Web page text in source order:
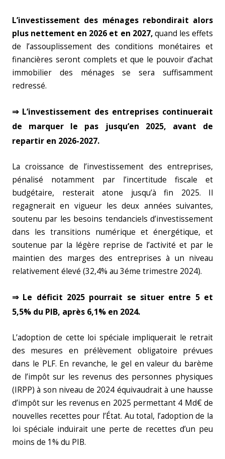
L’investissement des ménages rebondirait alors
plus nettement en 2026 et en 2027,quand les effets
de l’assouplissement des conditions monétaires et
financières seront complets et que le pouvoir d’achat
immobilier des ménages se sera suffisamment
redressé.
⇒ L’investissement des entreprises continuerait
de marquer le pas jusqu’en 2025, avant de
repartir en 2026-2027.
La croissance de l’investissement des entreprises,
pénalisé notamment par l’incertitude fiscale et
budgétaire, resterait atone jusqu’à fin 2025. Il
regagnerait en vigueur les deux années suivantes,
soutenu par les besoins tendanciels d’investissement
dans les transitions numérique et énergétique, et
soutenue par la légère reprise de l’activité et par le
maintien des marges des entreprises à un niveau
relativement élevé (32,4% au 3éme trimestre 2024).
⇒ Le déficit 2025 pourrait se situer entre 5 et
5,5% du PIB, après 6,1% en 2024.
L’adoption de cette loi spéciale impliquerait le retrait
des mesures en prélèvement obligatoire prévues
dans le PLF. En revanche, le gel en valeur du barème
de l’impôt sur les revenus des personnes physiques
(IRPP) à son niveau de 2024 équivaudrait à une hausse
d’impôt sur les revenus en 2025 permettant 4 Md€ de
nouvelles recettes pour l’État. Au total, l’adoption de la
loi spéciale induirait une perte de recettes d’un peu
moins de 1% du PIB.